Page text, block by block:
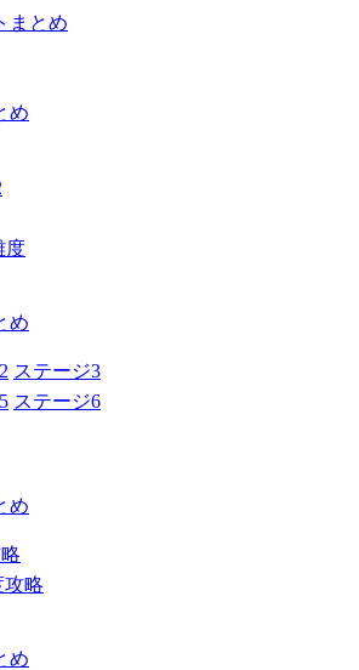
まとめ
め
度
め
ステージ3
ステージ6
め
攻略
め